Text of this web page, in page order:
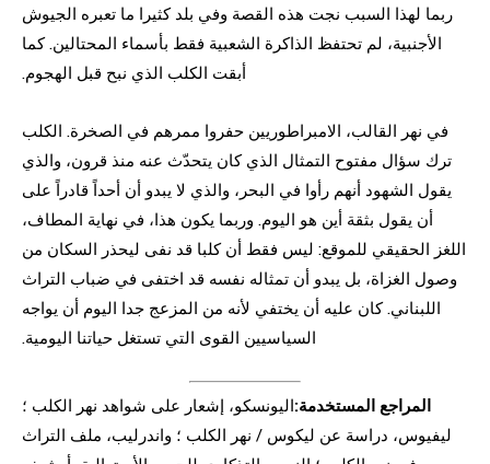
ربما لهذا السبب نجت هذه القصة وفي بلد كثيرا ما تعبره الجيوش
الأجنبية، لم تحتفظ الذاكرة الشعبية فقط بأسماء المحتالين. كما
أبقت الكلب الذي نبح قبل الهجوم.
في نهر القالب، الامبراطوريين حفروا ممرهم في الصخرة. الكلب
ترك سؤال مفتوح التمثال الذي كان يتحدّث عنه منذ قرون، والذي
يقول الشهود أنهم رأوا في البحر، والذي لا يبدو أن أحداً قادراً على
أن يقول بثقة أين هو اليوم. وربما يكون هذا، في نهاية المطاف،
اللغز الحقيقي للموقع: ليس فقط أن كلبا قد نفى ليحذر السكان من
وصول الغزاة، بل يبدو أن تمثاله نفسه قد اختفى في ضباب التراث
اللبناني. كان عليه أن يختفي لأنه من المزعج جدا اليوم أن يواجه
السياسيين القوى التي تستغل حياتنا اليومية.
المراجع المستخدمة:اليونسكو، إشعار على شواهد نهر الكلب ؛
ليفيوس، دراسة عن ليكوس / نهر الكلب ؛ واندرليب، ملف التراث